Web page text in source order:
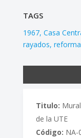
TAGS
1967 Casa
rayados
Titulo:
de la UTE
Código: NA-